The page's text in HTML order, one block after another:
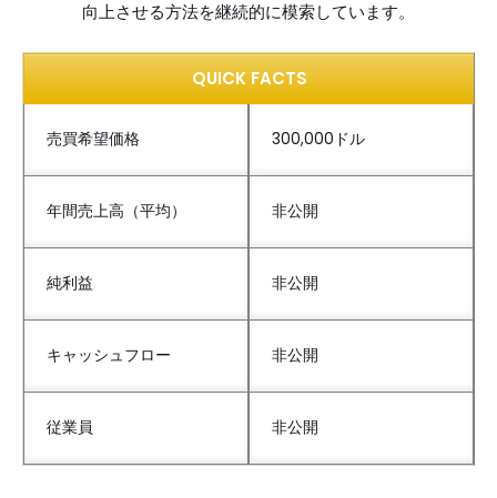
向上させる方法を継続的に模索しています。
QUICK FACTS
売買希望価格 300,000ドル
年間売上高（平均） 非公開
純利益 非公開
キャッシュフロー 非公開
従業員 非公開